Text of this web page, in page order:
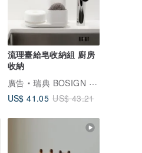
流理臺給皂收納組 廚房
收納
廣告
瑞典 BOSIGN Stockholm 家居用品
US$ 41.05 US$ 43.21